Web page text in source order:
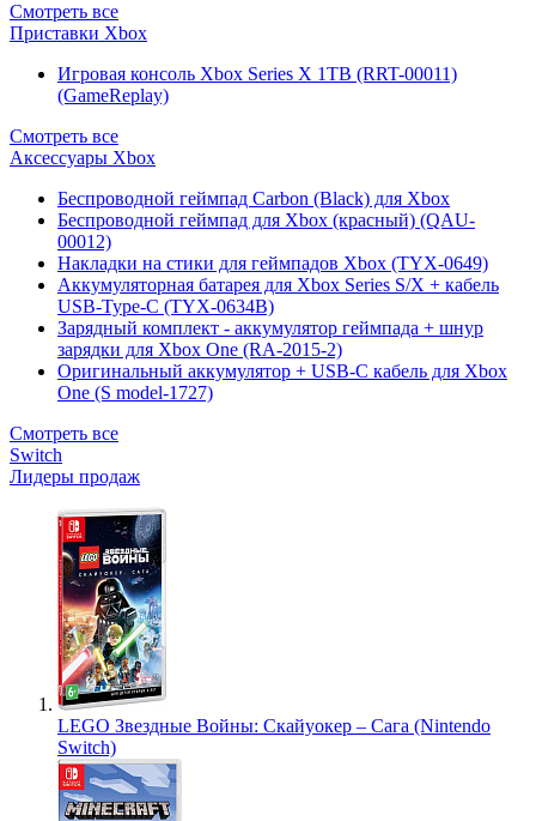
Смотреть все
Приставки Xbox
Игровая консоль Xbox Series X 1TB (RRT-00011)
(GameReplay)
Смотреть все
Аксессуары Xbox
Беспроводной геймпад Carbon (Black) для Xbox
Беспроводной геймпад для Xbox (красный) (QAU-
00012)
Накладки на стики для геймпадов Xbox (TYX-0649)
Аккумуляторная батарея для Xbox Series S/X + кабель
USB-Type-C (TYX-0634B)
Зарядный комплект - аккумулятор геймпада + шнур
зарядки для Xbox One (RA-2015-2)
Оригинальный аккумулятор + USB-C кабель для Xbox
One (S model-1727)
Смотреть все
Switch
Лидеры продаж
LEGO Звездные Войны: Скайуокер – Сага (Nintendo
Switch)